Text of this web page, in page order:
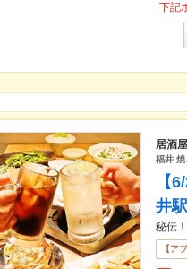
下記
居酒
福井
【
井
秘伝
【ア